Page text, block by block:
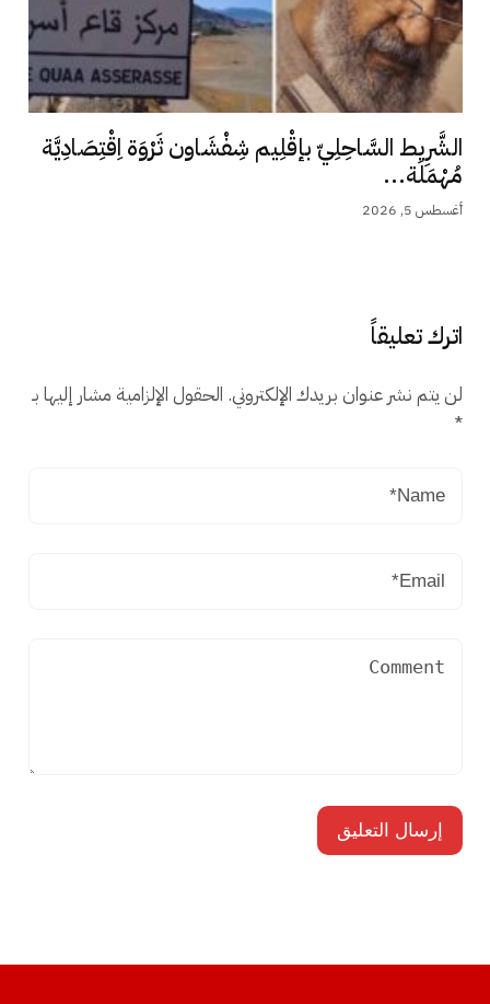
الشَّرِيط السَّاحِلِيّ بإقْلِيم شِفْشَاون ثَرْوَة اِقْتِصَادِيَّة
مُهْمَلَة...
أغسطس 5, 2026
اترك تعليقاً
لن يتم نشر عنوان بريدك الإلكتروني. الحقول الإلزامية مشار إليها بـ
*